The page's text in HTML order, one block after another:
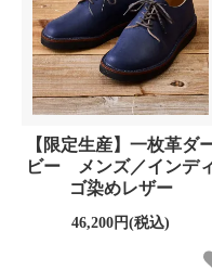
【限定生産】一枚革ダ
ビー メンズ／インデ
ゴ染めレザー
46,200円(税込)